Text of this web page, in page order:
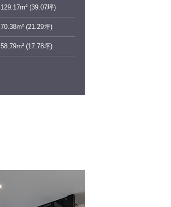
129.17m² (39.07坪)
70.38m² (21.29坪)
58.79m² (17.78坪)